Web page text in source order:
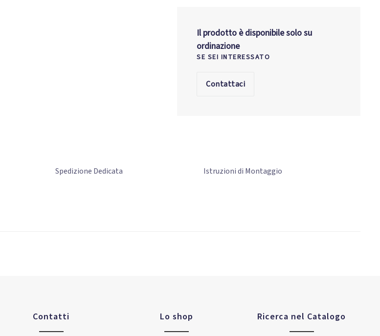
Il prodotto è disponibile solo su
ordinazione
SE SEI INTERESSATO
Contattaci
Spedizione Dedicata Istruzioni di Montaggio
Contatti Lo shop Ricerca nel Catalogo